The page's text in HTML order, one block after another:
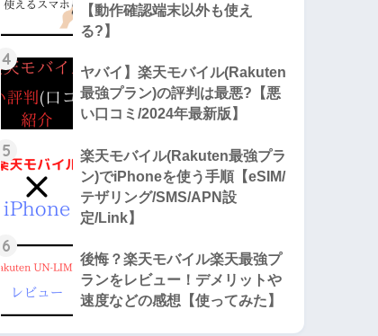
【動作確認端末以外も使え
る?】
4
ヤバイ】楽天モバイル(Rakuten
最強プラン)の評判は最悪?【悪
い口コミ/2024年最新版】
5
楽天モバイル(Rakuten最強プラ
ン)でiPhoneを使う手順【eSIM/
テザリング/SMS/APN設
定/Link】
6
後悔？楽天モバイル楽天最強プ
ランをレビュー！デメリットや
速度などの感想【使ってみた】